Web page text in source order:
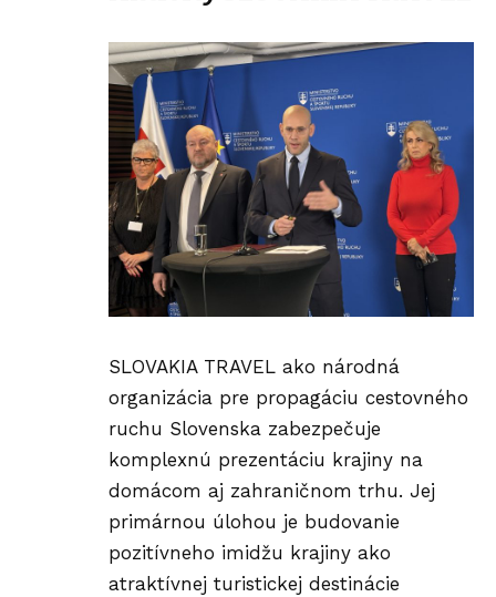
SLOVAKIA TRAVEL ako národná
organizácia pre propagáciu cestovného
ruchu Slovenska zabezpečuje
komplexnú prezentáciu krajiny na
domácom aj zahraničnom trhu. Jej
primárnou úlohou je budovanie
pozitívneho imidžu krajiny ako
atraktívnej turistickej destinácie